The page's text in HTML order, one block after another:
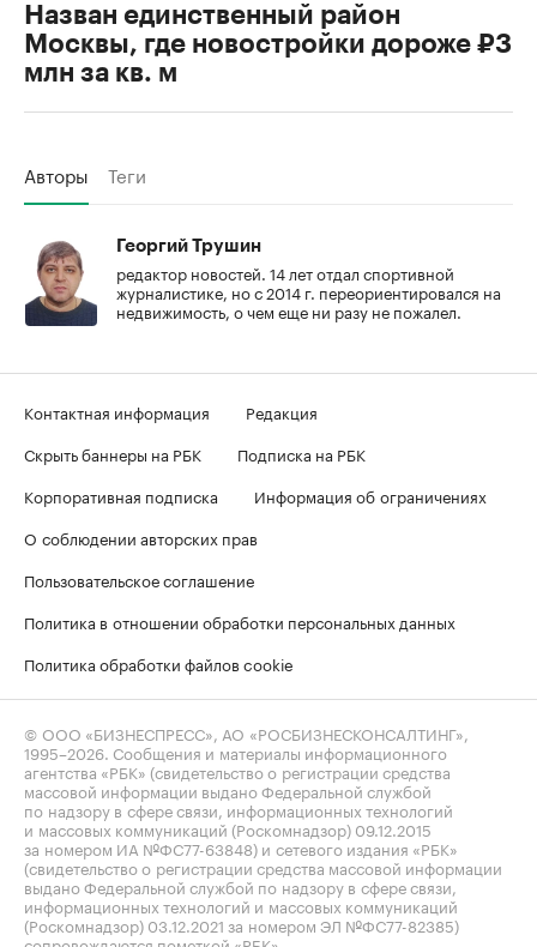
Назван единственный район
Москвы, где новостройки дороже ₽3
млн за кв. м
Авторы Теги
Георгий Трушин
редактор новостей. 14 лет отдал спортивной
журналистике, но с 2014 г. переориентировался на
недвижимость, о чем еще ни разу не пожалел.
Контактная информация
Редакция
Скрыть баннеры на РБК
Подписка на РБК
Корпоративная подписка
Информация об ограничениях
О соблюдении авторских прав
Пользовательское соглашение
Политика в отношении обработки персональных данных
Политика обработки файлов cookie
© ООО «БИЗНЕСПРЕСС», АО «РОСБИЗНЕСКОНСАЛТИНГ»,
1995–2026 . Сообщения и материалы информационного
агентства «РБК» (свидетельство о регистрации средства
массовой информации выдано Федеральной службой
по надзору в сфере связи, информационных технологий
и массовых коммуникаций (Роскомнадзор) 09.12.2015
за номером ИА №ФС77-63848) и сетевого издания «РБК»
(свидетельство о регистрации средства массовой информации
выдано Федеральной службой по надзору в сфере связи,
информационных технологий и массовых коммуникаций
(Роскомнадзор) 03.12.2021 за номером ЭЛ №ФС77-82385)